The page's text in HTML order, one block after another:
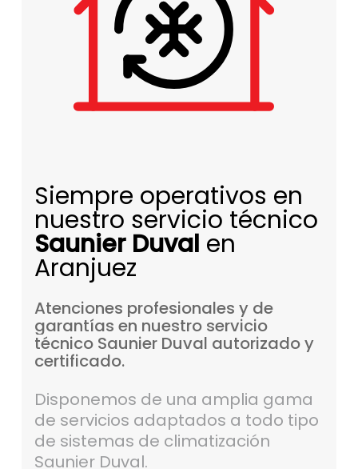
Siempre operativos en
nuestro servicio técnico
Saunier Duval en
Aranjuez
Atenciones profesionales y de
garantías en nuestro servicio
técnico Saunier Duval autorizadoy
certificado.
Disponemos de una amplia gama
de servicios adaptados a todo tipo
de sistemas de climatización
Saunier Duval.